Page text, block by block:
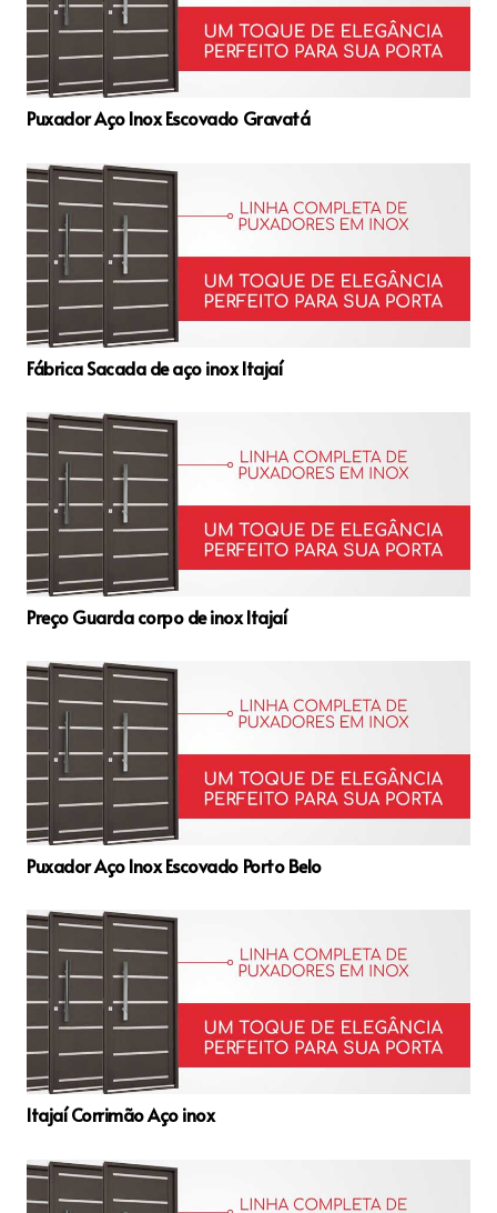
Puxador Aço Inox Escovado Gravatá
Fábrica Sacada de aço inox Itajaí
Preço Guarda corpo de inox Itajaí
Puxador Aço Inox Escovado Porto Belo
Itajaí Corrimão Aço inox